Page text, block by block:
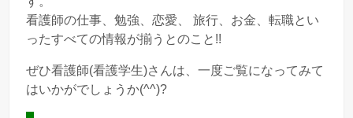
看護師の仕事、勉強、恋愛、 旅行、お金、転職とい
ったすべての情報が揃うとのこと!!
ぜひ看護師(看護学生)さんは、一度ご覧になってみて
はいかがでしょうか(^^)?